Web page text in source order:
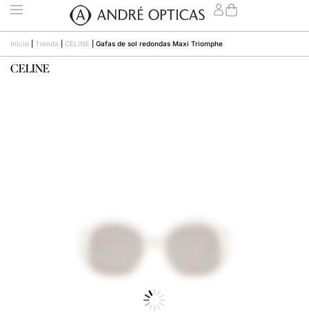
Inicio Tienda CELINE Gafas de sol redondas Maxi Triomphe
CELINE